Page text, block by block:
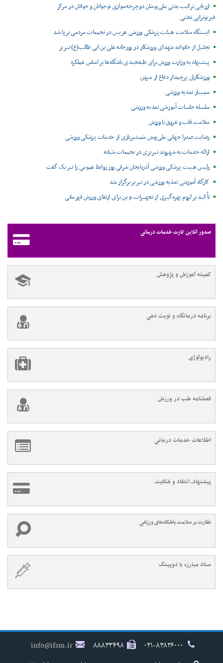
ارزیابی ترکیب بدنی ملی‌پوشان دوچرخه‌سواری نوجوانان و جوانان در مرکز
فیزیوتراپی تختی
ایستگاه سلامت هیئت پزشکی ورزشی هریس در تجمعات مردمی برپا شد
تجلیل از خانواده شهدای ورزشکار در زورخانه علی بن ابی طالب(ع) تبریز
پیشنهاد به وزارت ورزش برای طبقه‌بندی باشگاه‌ها بر اساس عملکرد
ورزشکاران پرچمدار دفاع از میهن
سمینار تغذیه ورزشی
سلسله جلسات آموزشی تغذیه ورزشی
سلامت قلب و عروق با ورزش
رضایت صدرا جهانی ملی‌پوش شمشیربازی از خدمات پزشکی ورزشی
ارائه خدمات به شهروند تبریزی در تجمعات شبانه
رئیس هیبت پزشکی ورزشی آذربایجان شرقی روز روابط عمومی را تبریک گفت
کارگاه آموزشی تغذیه ورزشی در تبریز برگزار شد
تأکید بر لزوم بهره‌گیری از تجهیزات نوین برای ارتقای ورزش قهرمانی
صدور آنلاین کارت خدمات درمانی
کمیته آموزش و پژوهش
برنامه درمانگاه و نوبت دهی
رادیولوژی
فصلنامه طب در ورزش
اطلاعات خدمات درمانی
پیشنهاد، انتقاد و شکایت
نظارت بر سلامت باشگاه‌های ورزشی
ستاد مبارزه با دوپینگ
۸۸۸۳۳۴۹۸
info@ifsm.ir